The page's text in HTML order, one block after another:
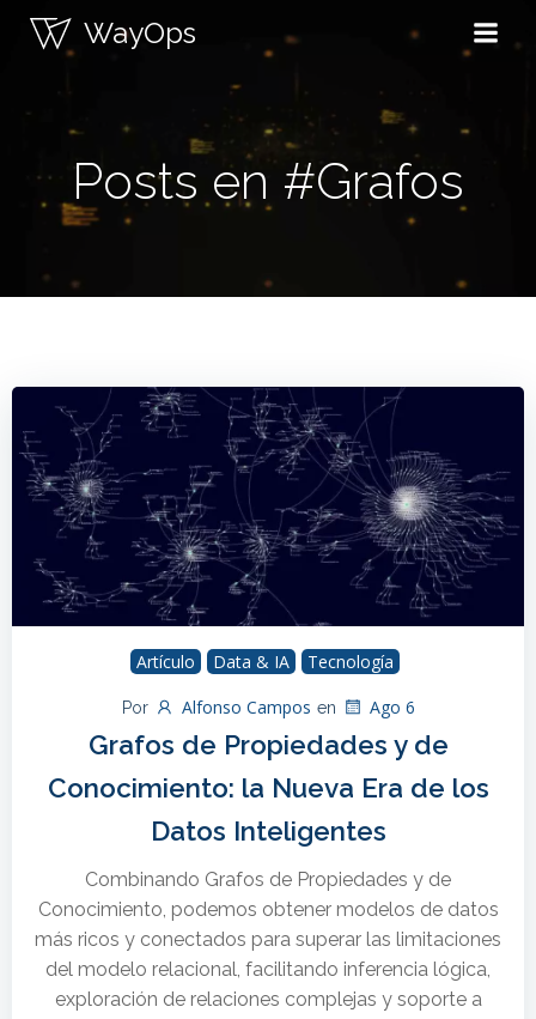
al
WayOps
Posts en #Grafos
Artículo Data & IA Tecnología
Por Alfonso Campos en Ago 6
Grafos de Propiedades y de
Conocimiento: la Nueva Era de los
Datos Inteligentes
Combinando Grafos de Propiedades y de
Conocimiento, podemos obtener modelos de datos
más ricos y conectados para superar las limitaciones
del modelo relacional, facilitando inferencia lógica,
exploración de relaciones complejas y soporte a